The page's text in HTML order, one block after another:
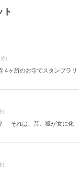
）
4ヶ所のお寺でスタンプラリ
それは、昔、狐が女に化